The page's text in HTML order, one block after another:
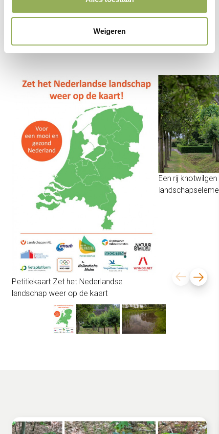
Weigeren
Petitiekaart Zet het Nederlandse
landschap weer op de kaart
Een rij